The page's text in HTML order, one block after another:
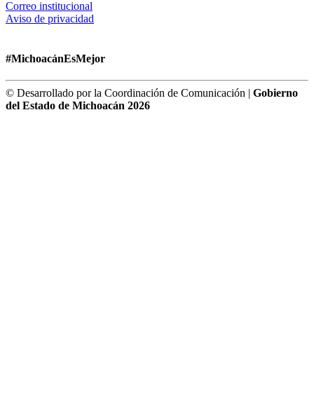
Correo institucional
Aviso de privacidad
#MichoacánEsMejor
© Desarrollado por la Coordinación de Comunicación | Gobierno
del Estado de Michoacán 2026